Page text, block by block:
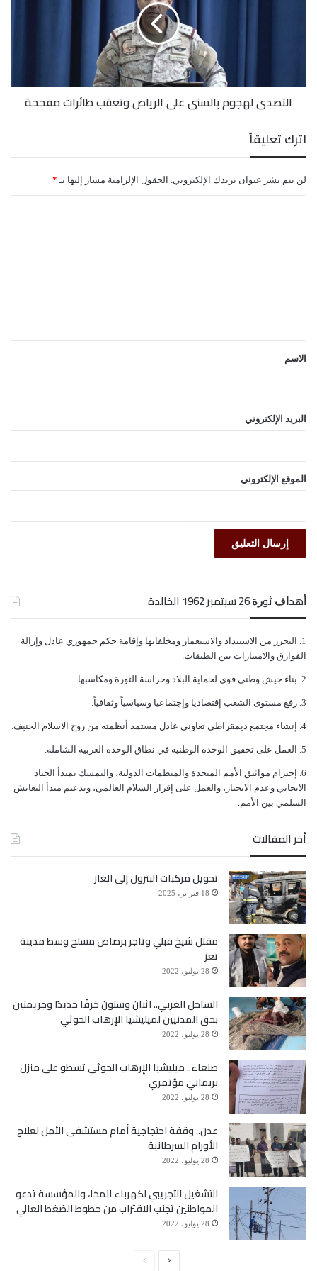
التصدي لهجوم بالستي على الرياض وتعقب طائرات مفخخة
اترك تعليقاً
لن يتم نشر عنوان بريدك الإلكتروني. الحقول الإلزامية مشار إليها بـ *
*الاسم
البريد الإلكتروني
الموقع الإلكتروني
ﺃﻫﺪﺍﻑ ﺛﻮﺭﺓ 26 ﺳﺒﺘﻤﺒﺮ 1962 الخالدة
ﺍﻟﺘﺤﺮﺭ ﻣﻦ ﺍﻻﺳﺘﺒﺪﺍﺩ ﻭﺍﻻﺳﺘﻌﻤﺎﺭ ﻭﻣﺨﻠﻔﺎﺗﻬﺎ ﻭﺇﻗﺎﻣﺔ ﺣﻜﻢ ﺟﻤﻬﻮﺭﻱ ﻋﺎﺩﻝ ﻭﺇﺯﺍﻟﺔ
ﺍﻟﻔﻮﺍﺭﻕ ﻭﺍﻻﻣﺘﻴﺎﺯﺍﺕ ﺑﻴﻦ ﺍﻟﻄﺒﻘﺎﺕ.
ﺑﻨﺎﺀ ﺟﻴﺶ ﻭﻃﻨﻲ ﻗﻮﻱ ﻟﺤﻤﺎﻳﺔ ﺍﻟﺒﻼﺩ ﻭﺣﺮﺍﺳﺔ ﺍﻟﺜﻮﺭﺓ ﻭﻣﻜﺎﺳﺒﻬﺎ.
ﺭﻓﻊ ﻣﺴﺘﻮﻯ ﺍﻟﺸﻌﺐ ﺇﻗﺘﺼﺎﺩﻳﺎ ﻭﺇﺟﺘﻤﺎﻋﻴﺎ ﻭﺳﻴﺎﺳﻴﺎً ﻭﺛﻘﺎﻓﻴﺎً.
ﺇﻧﺸﺎﺀ ﻣﺠﺘﻤﻊ ﺩﻳﻤﻘﺮﺍﻃﻲ ﺗﻌﺎﻭﻧﻲ ﻋﺎﺩﻝ ﻣﺴﺘﻤﺪ ﺃﻧﻈﻤﺘﻪ ﻣﻦ ﺭﻭﺡ ﺍﻻﺳﻼﻡ ﺍﻟﺤﻨﻴﻒ.
ﺍﻟﻌﻤﻞ ﻋﻠﻰ ﺗﺤﻘﻴﻖ ﺍﻟﻮﺣﺪﺓ ﺍﻟﻮﻃﻨﻴﺔ ﻓﻲ ﻧﻄﺎﻕ ﺍﻟﻮﺣﺪﺓ ﺍﻟﻌﺮﺑﻴﺔ ﺍﻟﺸﺎﻣﻠﺔ.
ﺇﺣﺘﺮﺍﻡ ﻣﻮﺍﺛﻴﻖ الأﻣﻢ ﺍﻟﻤﺘﺤﺪﺓ ﻭﺍﻟﻤﻨﻈﻤﺎﺕ ﺍﻟﺪﻭﻟﻴﺔ، ﻭﺍﻟﺘﻤﺴﻚ ﺑﻤﺒﺪﺃ ﺍﻟﺤﻴﺎﺩ
ﺍﻻﻳﺠﺎﺑﻲ ﻭﻋﺪﻡ ﺍﻻﻧﺤﻴﺎﺯ، ﻭﺍﻟﻌﻤﻞ ﻋﻠﻰ ﺇﻗﺮﺍﺭ ﺍﻟﺴﻼﻡ ﺍﻟﻌﺎﻟﻤﻲ، ﻭﺗﺪﻋﻴﻢ ﻣﺒﺪﺃ ﺍﻟﺘﻌﺎﻳﺶ
ﺍﻟﺴﻠﻤﻲ ﺑﻴﻦ ﺍﻷﻣﻢ.
أخر المقالات
تحويل مركبات البترول إلى الغاز
18 فبراير، 2025
مقتل شيخ قبلي وتاجر برصاص مسلح وسط مدينة
تعز
28 يوليو، 2022
الساحل الغربي.. اثنان وستون خرقًا جديدًا وجريمتين
بحق المدنيين لميليشيا الإرهاب الحوثي
28 يوليو، 2022
صنعاء.. ميليشيا الإرهاب الحوثي تسطو على منزل
بربماني مؤتمري
28 يوليو، 2022
عدن.. وقفة احتجاجية أمام مستشفى الأمل لعلاج
الأورام السرطانية
28 يوليو، 2022
التشغيل التجريبي لكهرباء المخا، والمؤسسة تدعو
المواطنين تجنب الاقتراب من خطوط الضغط العالي
28 يوليو، 2022
الصفحةالصفحة